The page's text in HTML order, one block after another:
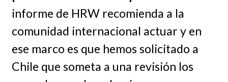
informe de HRW recomienda a la
comunidad internacional actuar y en
ese marco es que hemos solicitado a
Chile que someta a una revisión los